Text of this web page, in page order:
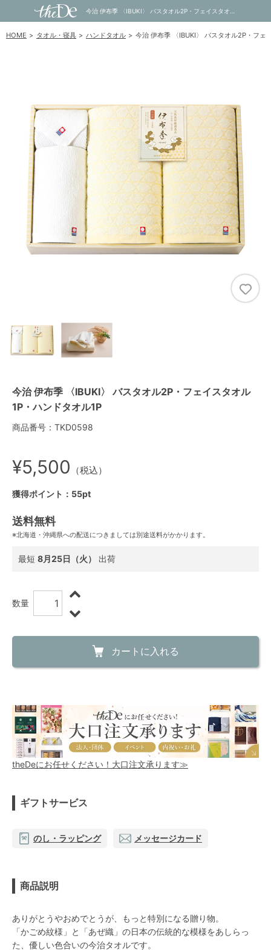
HOME タオル・寝具 ハンドタオル 今治 伊布季 〈IBUKI〉 バスタオル2P・フェ
今治 伊布季 〈IBUKI〉 バスタオル2P・フェイスタオル
1P・ハンドタオル1P
商品番号：TKD0598
¥5,500 （税込）
獲得ポイント：55pt
送料無料
※北海道・沖縄県への配送につきましては別途送料がかかります。
最短 8月25日（火） 出荷
数量
カートに入れる
theDeにお任せください！大口注文承ります≫
ギフトサービス
のし・ラッピング メッセージカード
商品説明
ありがとうやおめでとうが、もっと特別になる贈り物。
「かごめ紋様」と「あぜ織」の日本の伝統的な模様をあしらっ
た、優しい色合いの今治タオルです。